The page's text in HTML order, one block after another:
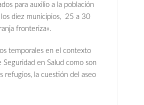
para auxilio a la población
los diez municipios, 25 a 30
fronteriza».
temporales en el contexto
en Salud como son
refugios, la cuestión del aseo